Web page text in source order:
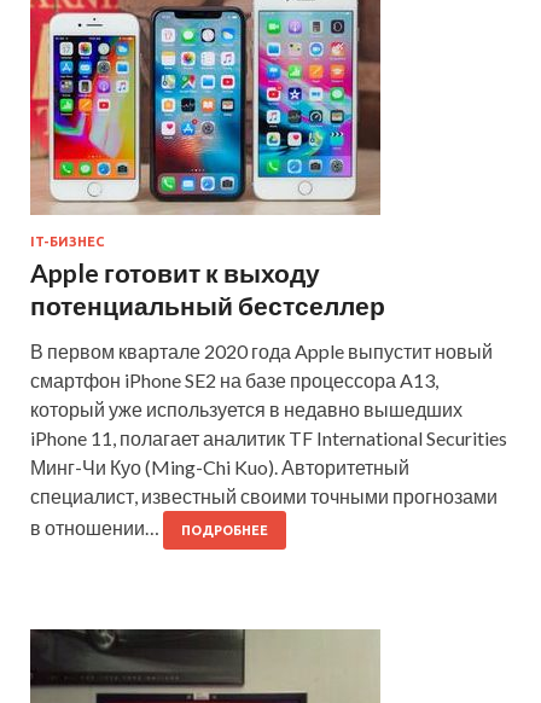
IT-БИЗНЕС
Apple готовит к выходу
потенциальный бестселлер
В первом квартале 2020 года Apple выпустит новый
смартфон iPhone SE2 на базе процессора A13,
который уже используется в недавно вышедших
iPhone 11, полагает аналитик TF International Securities
Минг-Чи Куо (Ming-Chi Kuo). Авторитетный
специалист, известный своими точными прогнозами
в отношении…
ПОДРОБНЕЕ